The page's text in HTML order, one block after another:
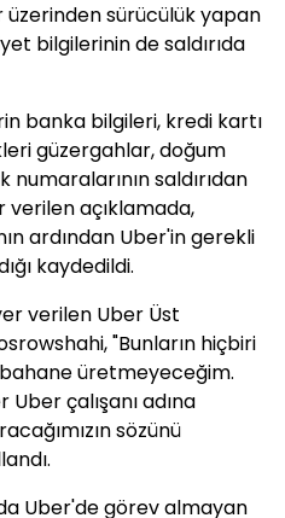
üzerinden sürücülük yapan
bilgilerinin de saldırıda
banka bilgileri, kredi kartı
güzergahlar, doğum
saldırıdan
açıklamada,
ardından Uber'in gerekli
kaydedildi.
verilen Uber Üst
"Bunların hiçbiri
üretmeyeceğim.
çalışanı adına
sözünü
Uber'de görev almayan